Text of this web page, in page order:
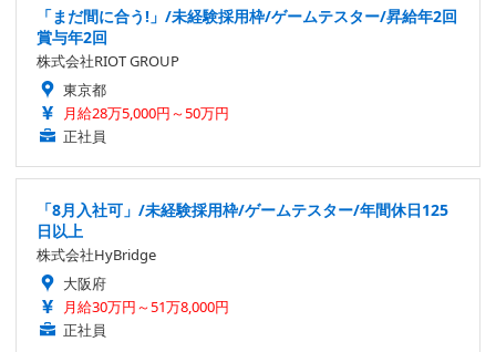
「まだ間に合う!」/未経験採用枠/ゲームテスター/昇給年2回
賞与年2回
株式会社RIOT GROUP
東京都
月給28万5,000円～50万円
正社員
「8月入社可」/未経験採用枠/ゲームテスター/年間休日125
日以上
株式会社HyBridge
大阪府
月給30万円～51万8,000円
正社員